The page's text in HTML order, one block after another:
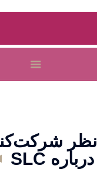
نظر
درباره SLC